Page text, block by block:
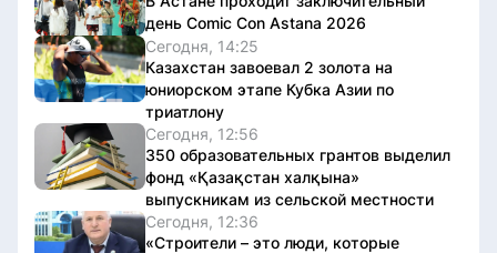
день Comic Con Astana 2026
Сегодня, 14:25
Казахстан завоевал 2 золота на
юниорском этапе Кубка Азии по
триатлону
Сегодня, 12:56
350 образовательных грантов выделил
фонд «Қазақстан халқына»
выпускникам из сельской местности
Сегодня, 12:36
«Строители – это люди, которые